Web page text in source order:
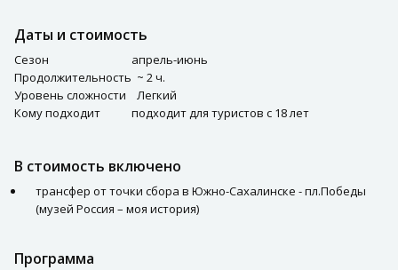
Даты и стоимость
Сезон
апрель-июнь
Продолжительность ~ 2 ч.
Уровень сложности
Легкий
Кому подходит
подходит для туристов с 18 лет
В стоимость включено
трансфер от точки сбора в Южно-Сахалинске - пл.Победы
(музей Россия – моя история)
Программа